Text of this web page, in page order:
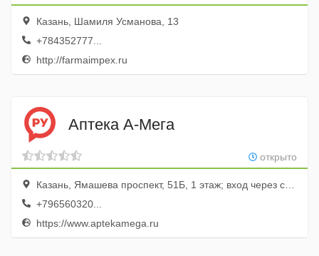
Казань, Шамиля Усманова, 13
+784352777...
http://farmaimpex.ru
Аптека А-Мега
открыто
Казань, Ямашева проспект, 51Б, 1 этаж; вход через супермаркет Пятерочка
+796560320...
https://www.aptekamega.ru